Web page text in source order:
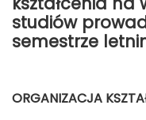
studiów
semestrze
ORGANIZACJA